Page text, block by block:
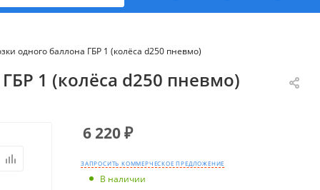
одного баллона ГБР 1 (колёса d250 пневмо)
1 (колёса d250 пневмо)
6 220₽
ЗАПРОСИТЬ КОММЕРЧЕСКОЕ ПРЕДЛОЖЕНИЕ
В наличии